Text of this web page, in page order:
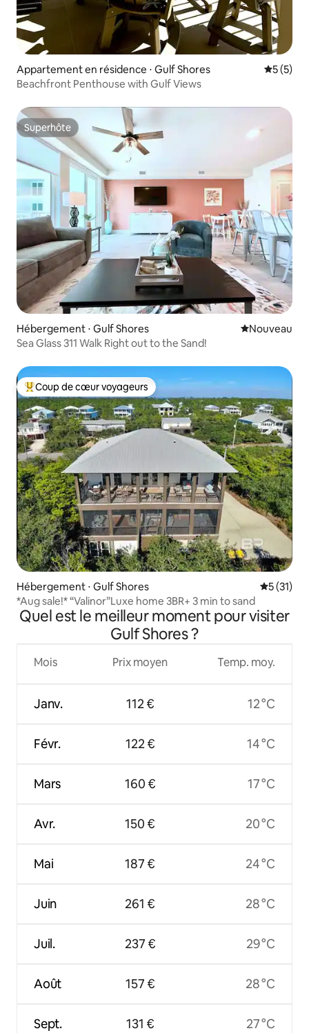
Appartement en résidence ⋅ Gulf Shores
5 (5)
Beachfront Penthouse with Gulf Views
Superhôte
Superhôte
Hébergement ⋅ Gulf Shores Nouvel
Nouveau
Sea Glass 311 Walk Right out to the Sand!
Coups de cœur voyageurs les plus appréciés
Coup de cœur voyageurs
Hébergement ⋅ Gulf Shores
5 (31)
*Aug sale!* “Valinor”Luxe home 3BR+ 3 min to sand
Quel est le meilleur moment pour visiter
Gulf Shores ?
Mois
Janv.
Févr.
Mars
Avr.
Mai
Juin
Juil.
Août
Sept.
Prix moyen
112 €
122 €
160 €
150 €
187 €
261 €
237 €
157 €
131 €
Temp. moy.
12 °C
14 °C
17 °C
20 °C
24 °C
28 °C
29 °C
28 °C
27 °C